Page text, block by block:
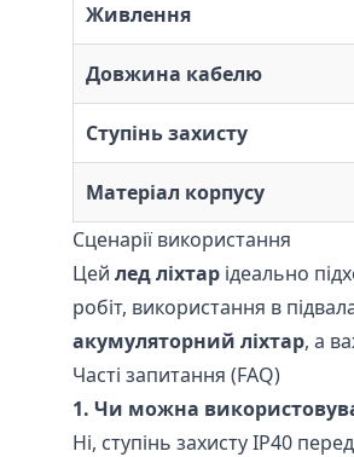
Живлення
Довжина кабелю
Ступінь захисту
Матеріал корпусу
Сценарії використання
Цей лед ліхтар ідеально
робіт, використання в
акумуляторний ліхтар, а
Часті запитання (FAQ)
1. Чи можна
Ні, ступінь захисту IP40